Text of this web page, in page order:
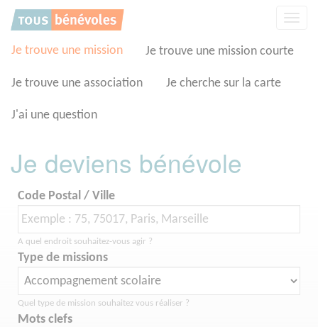
Je trouve une mission Je trouve une mission courte
Je trouve une association Je cherche sur la carte
J'ai une question
Je deviens bénévole
Code Postal / Ville
A quel endroit souhaitez-vous agir ?
Type de missions
Quel type de mission souhaitez vous réaliser ?
Mots clefs
Panneau de gestion des cookies